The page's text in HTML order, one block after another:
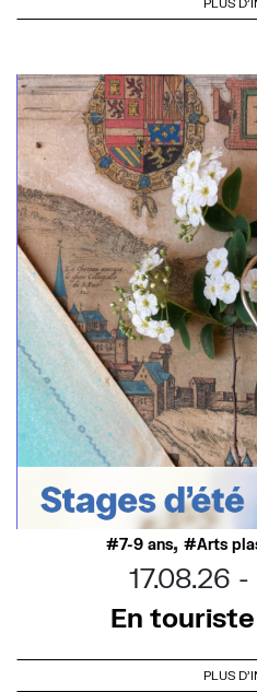
7-9 ans, Arts
17.08.26
En
PLUS